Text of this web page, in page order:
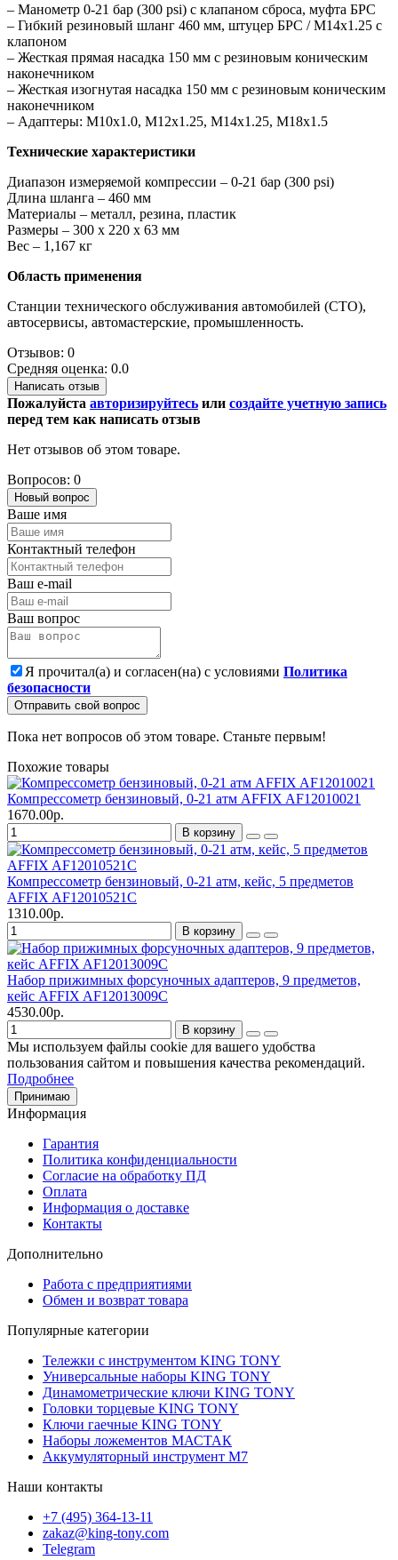
– Манометр 0-21 бар (300 psi) с клапаном сброса, муфта БРС
– Гибкий резиновый шланг 460 мм, штуцер БРС / М14х1.25 с
клапоном
– Жесткая прямая насадка 150 мм с резиновым коническим
наконечником
– Жесткая изогнутая насадка 150 мм с резиновым коническим
наконечником
– Адаптеры: М10х1.0, М12х1.25, М14х1.25, М18х1.5
Технические характеристики
Диапазон измеряемой компрессии – 0-21 бар (300 psi)
Длина шланга – 460 мм
Материалы – металл, резина, пластик
Размеры – 300 х 220 x 63 мм
Вес – 1,167 кг
Область применения
Станции технического обслуживания автомобилей (СТО),
автосервисы, автомастерские, промышленность.
Отзывов: 0
Средняя оценка: 0.0
Написать отзыв
Пожалуйста авторизируйтесь или создайте учетную запись
перед тем как написать отзыв
Нет отзывов об этом товаре.
Вопросов: 0
Новый вопрос
Ваше имя
Контактный телефон
Ваш e-mail
Ваш вопрос
Я прочитал(а) и согласен(на) с условиями Политика
безопасности
Отправить свой вопрос
Пока нет вопросов об этом товаре. Станьте первым!
Похожие товары
Компрессометр бензиновый, 0-21 атм AFFIX AF12010021
1670.00р.
В корзину
Компрессометр бензиновый, 0-21 атм, кейс, 5 предметов
AFFIX AF12010521C
1310.00р.
В корзину
Набор прижимных форсуночных адаптеров, 9 предметов,
кейс AFFIX AF12013009C
4530.00р.
В корзину
Мы используем файлы cookie для вашего удобства
пользования сайтом и повышения качества рекомендаций.
Подробнее
Принимаю
Информация
Гарантия
Политика конфиденциальности
Согласие на обработку ПД
Оплата
Информация о доставке
Контакты
Дополнительно
Работа с предприятиями
Обмен и возврат товара
Популярные категории
Тележки с инструментом KING TONY
Универсальные наборы KING TONY
Динамометрические ключи KING TONY
Головки торцевые KING TONY
Ключи гаечные KING TONY
Наборы ложементов МАСТАК
Аккумуляторный инструмент M7
Наши контакты
+7 (495) 364-13-11
zakaz@king-tony.com
Telegram